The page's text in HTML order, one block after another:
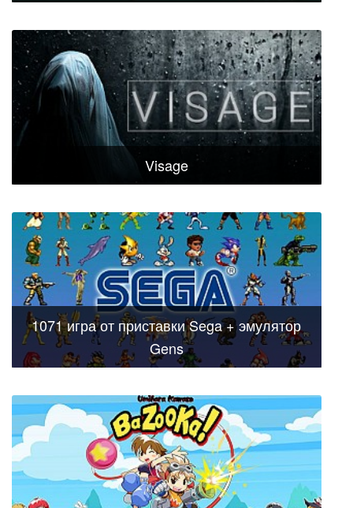
Visage
1071 игра от приставки Sega + эмулятор
Gens